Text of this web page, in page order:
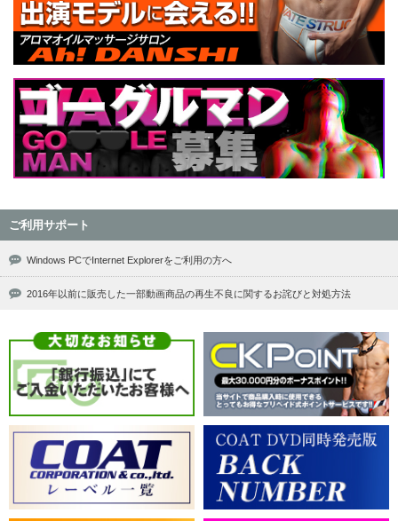
ご利用サポート
Windows PCでInternet Explorerをご利用の方へ
2016年以前に販売した一部動画商品の再生不良に関するお詫びと対処方法